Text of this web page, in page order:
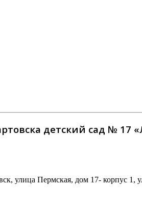
детский сад № 17
улица Пермская, дом 17- корпус 1,